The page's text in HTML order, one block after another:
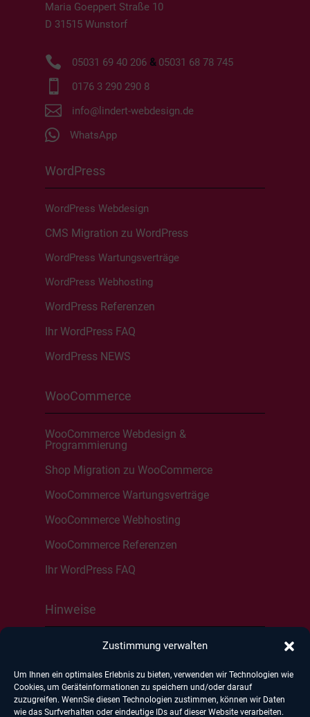
Zustimmung verwalten
Um Ihnen ein optimales Erlebnis zu bieten, verwenden wir Technologien wie
Cookies, um Geräteinformationen zu speichern und/oder darauf
zuzugreifen. WennSie diesen Technologien zustimmen, können wir Daten
wie das Surfverhalten oder eindeutige IDs auf dieser Website verarbeiten.
Maria Goeppert Straße 10
D 31515 Wunstorf
 05031 69 40 206 &05031 68 78 745
 0176 3 290 290 8
 info@lindert-webdesign.de
 WhatsApp
WordPress
WordPress Webdesign
CMS Migration zu WordPress
WordPress Wartungsverträge
WordPress Webhosting
WordPress Referenzen
Ihr WordPress FAQ
WordPress NEWS
WooCommerce
WooCommerce Webdesign &
Programmierung
Shop Migration zu WooCommerce
WooCommerce Wartungsverträge
WooCommerce Webhosting
WooCommerce Referenzen
Ihr WordPress FAQ
Hinweise
Impressum
Datenschutz